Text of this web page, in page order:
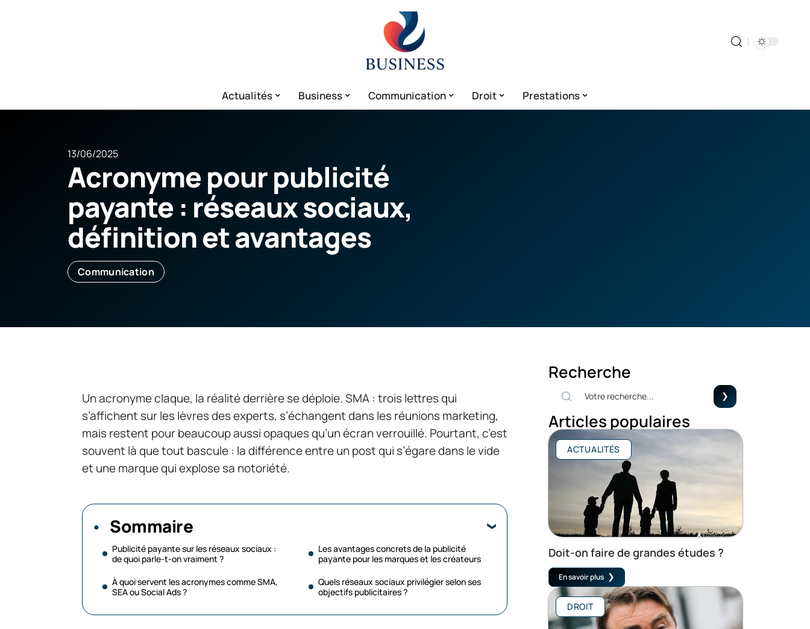
Actualités Business Communication Droit Prestations
13/06/2025
Acronyme pour publicité
payante : réseaux sociaux,
définition et avantages
Communication
Un acronyme claque, la réalité derrière se déploie. SMA : trois lettres qui
s’affichent sur les lèvres des experts, s’échangent dans les réunions marketing,
mais restent pour beaucoup aussi opaques qu’un écran verrouillé. Pourtant, c’est
souvent là que tout bascule : la différence entre un post qui s’égare dans le vide
et une marque qui explose sa notoriété.
Sommaire
Publicité payante sur les réseaux sociaux :
de quoi parle-t-on vraiment ?
À quoi servent les acronymes comme SMA,
SEA ou Social Ads ?
Les avantages concrets de la publicité
payante pour les marques et les créateurs
Quels réseaux sociaux privilégier selon ses
objectifs publicitaires ?
Recherche
Articles populaires
ACTUALITÉS
Doit-on faire de grandes études ?
En savoir plus
DROIT